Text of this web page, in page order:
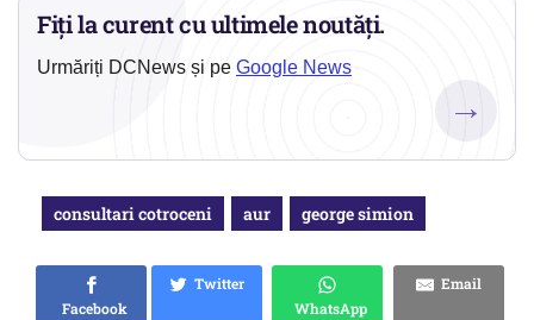
Fiți la curent cu ultimele noutăți.
Urmăriți DCNews și pe Google News
→
consultari cotroceni aur george simion
Facebook
Twitter
WhatsApp
Email